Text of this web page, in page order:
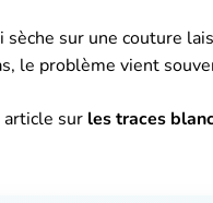
sur une couture
le problème vient
sur les traces